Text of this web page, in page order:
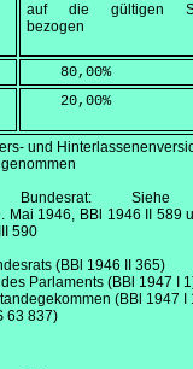
auf die gültigen
bezogen
    80,00
%
    20,00
%
und
Bundesrat:
Mai 1946, BBl 1946 II 589
590
(BBl 1946 II 365)
Parlaments (BBl 1947 I
(BBl 1947 I
63 837)